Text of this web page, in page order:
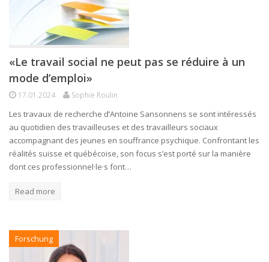
«Le travail social ne peut pas se réduire à un
mode d’emploi»
17.01.2024 Sophie Roulin
Les travaux de recherche d’Antoine Sansonnens se sont intéressés
au quotidien des travailleuses et des travailleurs sociaux
accompagnant des jeunes en souffrance psychique. Confrontant les
réalités suisse et québécoise, son focus s’est porté sur la manière
dont ces professionnel·le·s font…
Read more
Forschung